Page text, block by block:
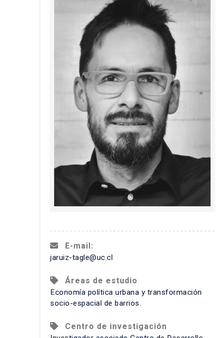
E-mail:
jaruiz-tagle@uc.cl
Áreas de estudio
Economía política urbana y transformación
socio-espacial de barrios.
Centro de investigación